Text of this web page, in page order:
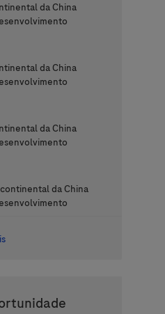
da China
da China
da China
da China